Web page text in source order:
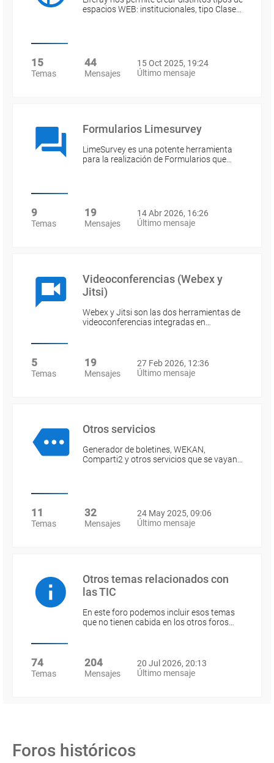
espacios WEB: institucionales, tipo Clase…
15
Temas
44
Mensajes
15 Oct 2025, 19:24
Último mensaje
Formularios Limesurvey
LimeSurvey es una potente herramienta
para la realización de Formularios que…
9
Temas
19
Mensajes
14 Abr 2026, 16:26
Último mensaje
Videoconferencias (Webex y
Jitsi)
Webex y Jitsi son las dos herramientas de
videoconferencias integradas en…
5
Temas
19
Mensajes
27 Feb 2026, 12:36
Último mensaje
Otros servicios
Generador de boletines, WEKAN,
Comparti2 y otros servicios que se vayan…
11
Temas
32
Mensajes
24 May 2025, 09:06
Último mensaje
Otros temas relacionados con
las TIC
En este foro podemos incluir esos temas
que no tienen cabida en los otros foros…
74
Temas
204
Mensajes
20 Jul 2026, 20:13
Último mensaje
Foros históricos